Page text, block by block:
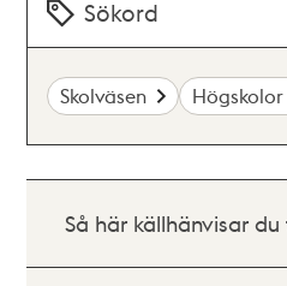
Sökord
Skolväsen Högskolor
Så här källhänvisar